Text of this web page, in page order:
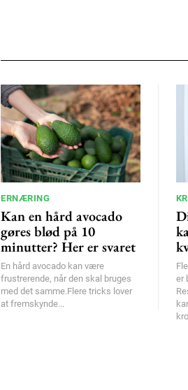
ERNÆRING
Kan en hård avocado
gøres blød på 10
minutter? Her er svaret
En hård avocado kan være
frustrerende, når den skal bruges
med det samme.Flere tricks lover
at fremskynde...
er